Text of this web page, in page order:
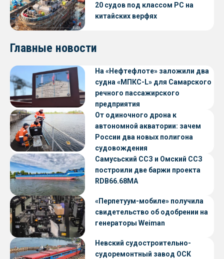
20 судов под классом РС на
китайских верфях
Главные новости
На «Нефтефлоте» заложили два
судна «МПКС-L» для Самарского
речного пассажирского
предприятия
От одиночного дрона к
автономной акватории: зачем
России два новых полигона
судовождения
Самусьский ССЗ и Омский ССЗ
построили две баржи проекта
RDB66.68МА
«Перпетуум-мобиле» получила
свидетельство об одобрении на
генераторы Weiman
Невский судостроительно-
судоремонтный завод ОСК